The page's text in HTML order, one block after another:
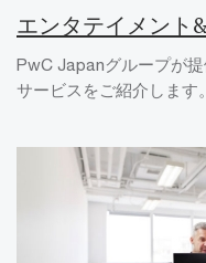
エンタテイメント
PwC Japanグループが
サービスをご紹介します。